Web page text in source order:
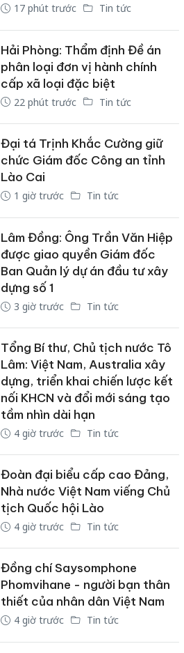
17 phút trước Tin tức
Hải Phòng: Thẩm định Đề án
phân loại đơn vị hành chính
cấp xã loại đặc biệt
22 phút trước Tin tức
Đại tá Trịnh Khắc Cường giữ
chức Giám đốc Công an tỉnh
Lào Cai
1 giờ trước Tin tức
Lâm Đồng: Ông Trần Văn Hiệp
được giao quyền Giám đốc
Ban Quản lý dự án đầu tư xây
dựng số 1
3 giờ trước Tin tức
Tổng Bí thư, Chủ tịch nước Tô
Lâm: Việt Nam, Australia xây
dựng, triển khai chiến lược kết
nối KHCN và đổi mới sáng tạo
tầm nhìn dài hạn
4 giờ trước Tin tức
Đoàn đại biểu cấp cao Đảng,
Nhà nước Việt Nam viếng Chủ
tịch Quốc hội Lào
4 giờ trước Tin tức
Đồng chí Saysomphone
Phomvihane - người bạn thân
thiết của nhân dân Việt Nam
4 giờ trước Tin tức